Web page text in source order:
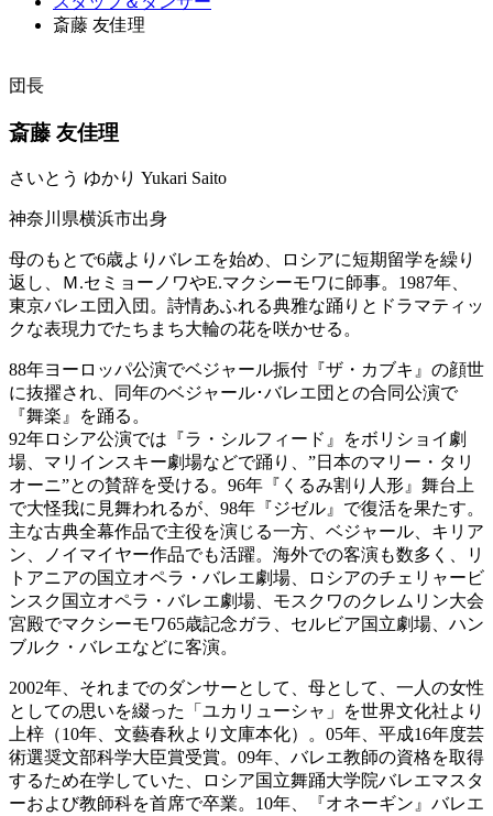
斎藤 友佳理
団長
斎藤 友佳理
さいとう ゆかり Yukari Saito
神奈川県横浜市出身
母のもとで6歳よりバレエを始め、ロシアに短期留学を繰り
返し、Ｍ.セミョーノワやE.マクシーモワに師事。1987年、
東京バレエ団入団。詩情あふれる典雅な踊りとドラマティッ
クな表現力でたちまち大輪の花を咲かせる。
88年ヨーロッパ公演でベジャール振付『ザ・カブキ』の顔世
に抜擢され、同年のベジャール･バレエ団との合同公演で
『舞楽』を踊る。
92年ロシア公演では『ラ・シルフィード』をボリショイ劇
場、マリインスキー劇場などで踊り、”日本のマリー・タリ
オーニ”との賛辞を受ける。96年『くるみ割り人形』舞台上
で大怪我に見舞われるが、98年『ジゼル』で復活を果たす。
主な古典全幕作品で主役を演じる一方、ベジャール、キリア
ン、ノイマイヤー作品でも活躍。 海外での客演も数多く、リ
トアニアの国立オペラ・バレエ劇場、ロシアのチェリャービ
ンスク国立オペラ・バレエ劇場、モスクワのクレムリン大会
宮殿でマクシーモワ65歳記念ガラ、セルビア国立劇場、ハン
ブルク・バレエなどに客演。
2002年、それまでのダンサーとして、母として、一人の女性
としての思いを綴った「ユカリューシャ」を世界文化社より
上梓（10年、文藝春秋より文庫本化）。05年、平成16年度芸
術選奨文部科学大臣賞受賞。09年、バレエ教師の資格を取得
するため在学していた、ロシア国立舞踊大学院バレエマスタ
ーおよび教師科を首席で卒業。10年、『オネーギン』バレエ